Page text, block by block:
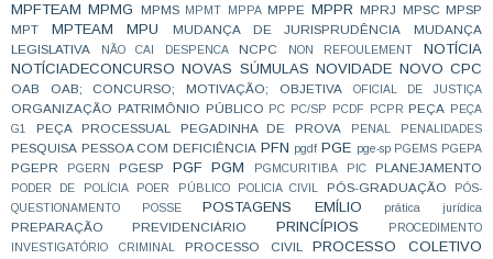
MPFTEAM MPMG MPMS MPMT MPPA MPPE MPPR MPRJ MPSC MPSP
MPT
MPTEAM MPU MUDANÇA DE JURISPRUDÊNCIA
MUDANÇA
LEGISLATIVA
NÃO CAI DESPENCA NCPC NON REFOULEMENT
NOTÍCIA
NOTÍCIADECONCURSO NOVAS SÚMULAS NOVIDADE NOVO CPC
OAB OAB; CONCURSO; MOTIVAÇÃO; OBJETIVA OFICIAL DE JUSTIÇA
ORGANIZAÇÃO PATRIMÔNIO PÚBLICO PC PC/SP PCDF PCPR PEÇA
PEÇA
G1
PEÇA PROCESSUAL PEGADINHA DE PROVA PENAL PENALIDADES
PESQUISA PESSOA COM DEFICIÊNCIA PFN pgdf PGE pge-sp PGEMS PGEPA
PGEPR PGERN PGESP PGF PGM PGMCURITIBA PIC PLANEJAMENTO
PODER DE POLÍCIA POER PÚBLICO POLICIA CIVIL PÓS-GRADUAÇÃO
PÓS-
QUESTIONAMENTO
POSSE POSTAGENS EMÍLIO prática jurídica
PREPARAÇÃO PREVIDENCIÁRIO PRINCÍPIOS
PROCEDIMENTO
INVESTIGATÓRIO CRIMINAL
PROCESSO CIVIL
PROCESSO COLETIVO